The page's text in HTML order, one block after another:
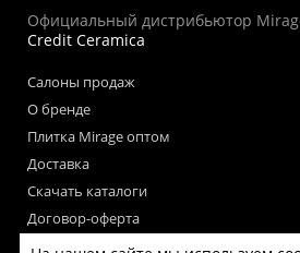
Официальный дистрибьютор
Credit Ceramica
Салоны продаж
О бренде
Плитка Mirage оптом
Доставка
Скачать каталоги
Договор-оферта
Пользовательское соглашение